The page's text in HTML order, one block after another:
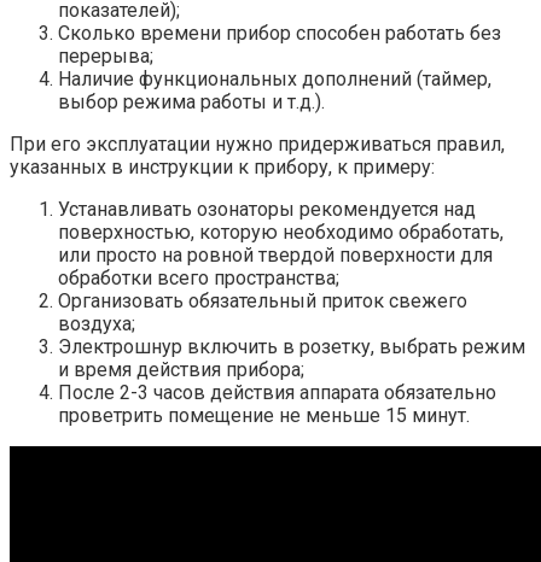
показателей);
Сколько времени прибор способен работать без
перерыва;
Наличие функциональных дополнений (таймер,
выбор режима работы и т.д.).
При его эксплуатации нужно придерживаться правил,
указанных в инструкции к прибору, к примеру:
Устанавливать озонаторы рекомендуется над
поверхностью, которую необходимо обработать,
или просто на ровной твердой поверхности для
обработки всего пространства;
Организовать обязательный приток свежего
воздуха;
Электрошнур включить в розетку, выбрать режим
и время действия прибора;
После 2-3 часов действия аппарата обязательно
проветрить помещение не меньше 15 минут.